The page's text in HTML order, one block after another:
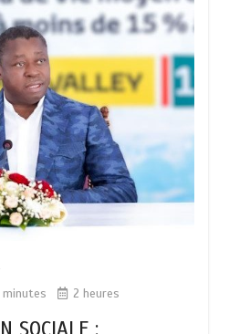
minutes 2 heures
SOCIALE :